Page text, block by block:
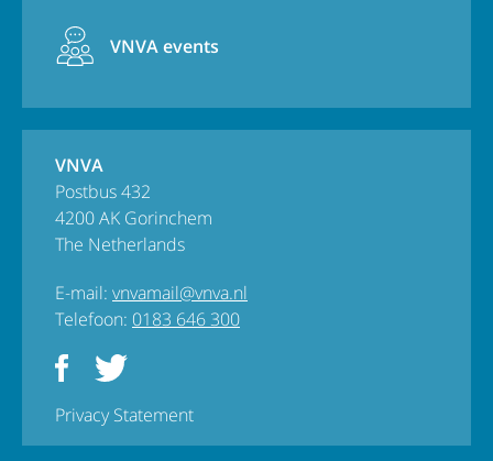
VNVA events
VNVA
Postbus 432
4200 AK Gorinchem
The Netherlands
E-mail: vnvamail@vnva.nl
Telefoon: 0183 646 300
Privacy Statement